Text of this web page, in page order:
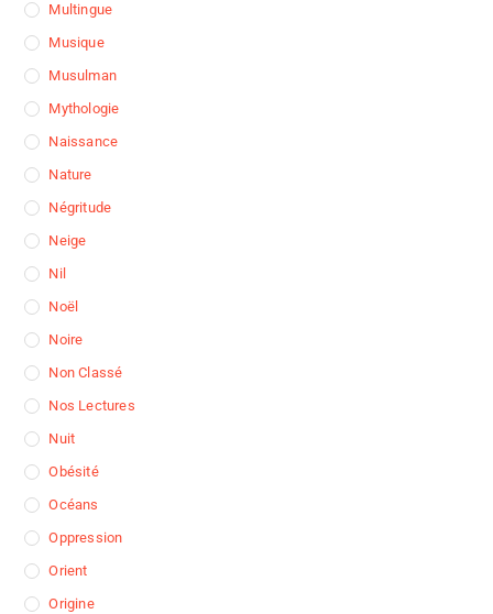
Multingue
Musique
Musulman
Mythologie
Naissance
Nature
Négritude
Neige
Nil
Noël
Noire
Non Classé
Nos Lectures
Nuit
Obésité
Océans
Oppression
Orient
Origine